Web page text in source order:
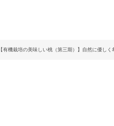
【有機栽培の美味しい桃（第三期）】自然に優しく